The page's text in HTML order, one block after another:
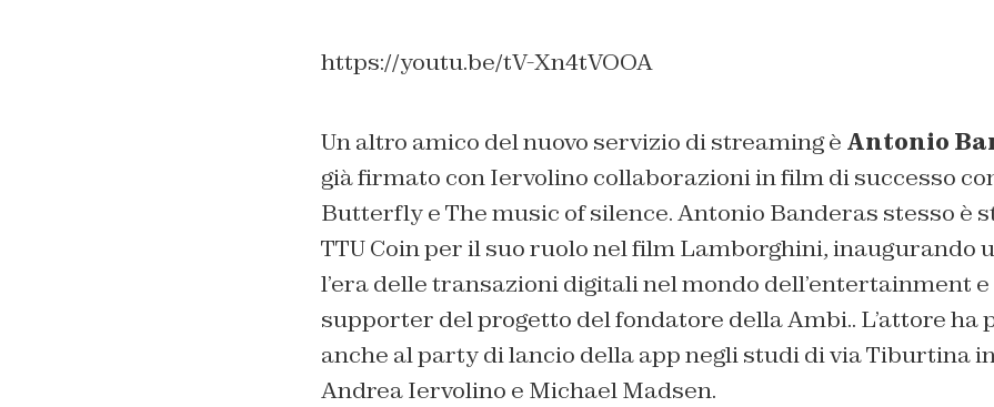
https://youtu.be/tV-Xn4tVOOA
Un altro amico del nuovo servizio di streaming è Antonio
già firmato con Iervolino collaborazioni in film di successo
ButterflyeThe music of silence. Antonio Banderas stesso è
TTU Coin per il suo ruolo nel filmLamborghini, inaugurando
l’era delle transazioni digitali nel mondo dell’entertainment
supporter del progetto del fondatore della Ambi.. L’attore ha
anche al party di lancio della app negli studi di via Tiburtina
Andrea Iervolino e Michael Madsen.